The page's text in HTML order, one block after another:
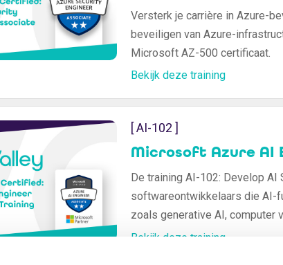
Versterk je carrière in Azure-
beveiligen van Azure-
Microsoft AZ-500 certificaat.
Bekijk deze training
[ AI-102 ]
Microsoft Azure AI
De training AI-102: Develop
softwareontwikkelaars die AI-
zoals generative AI, computer
hoe je AI-oplossingen
Bekijk deze training